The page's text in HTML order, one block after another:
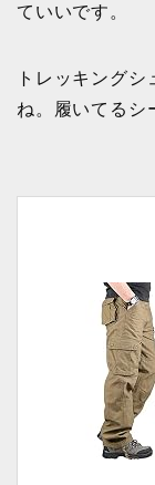
ていいです。
トレッキング
ね。履いてるシ